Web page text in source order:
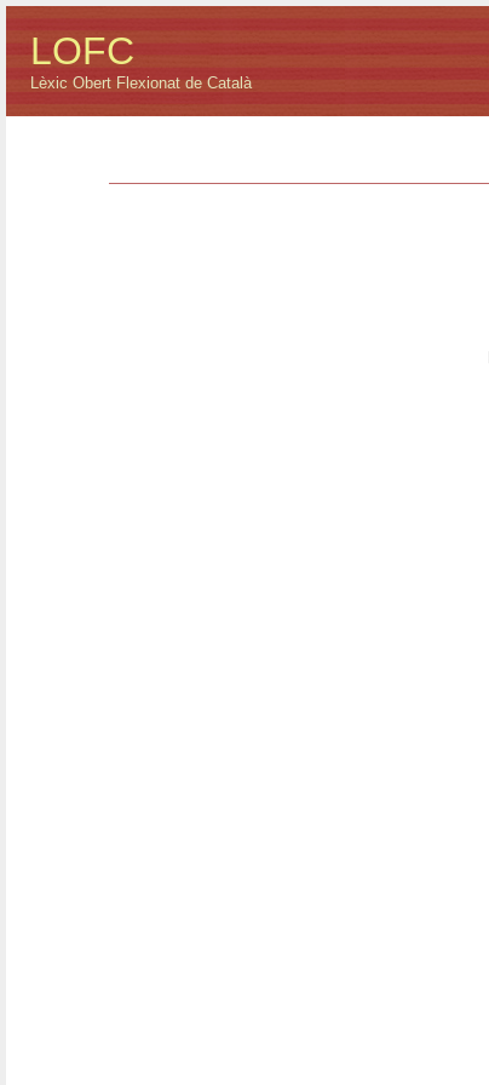
LOFC
Lèxic Obert Flexionat de Català